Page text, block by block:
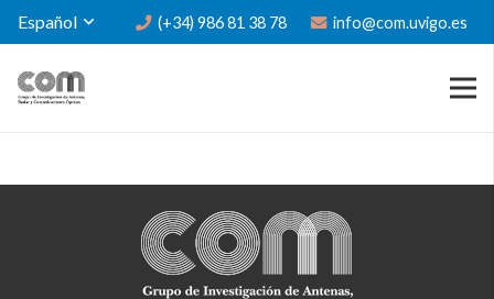
Español (+34) 986 81 38 78 info@com.uvigo.es